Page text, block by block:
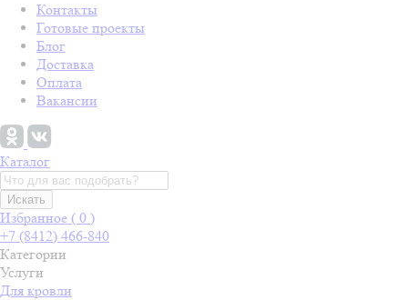
Контакты
Готовые проекты
Блог
Доставка
Оплата
Вакансии
Каталог
Искать
Избранное ( 0 )
+7 (8412) 466-840
Категории
Услуги
Для кровли